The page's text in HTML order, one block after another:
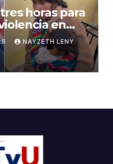
horas para
en
NAYZETH LENY